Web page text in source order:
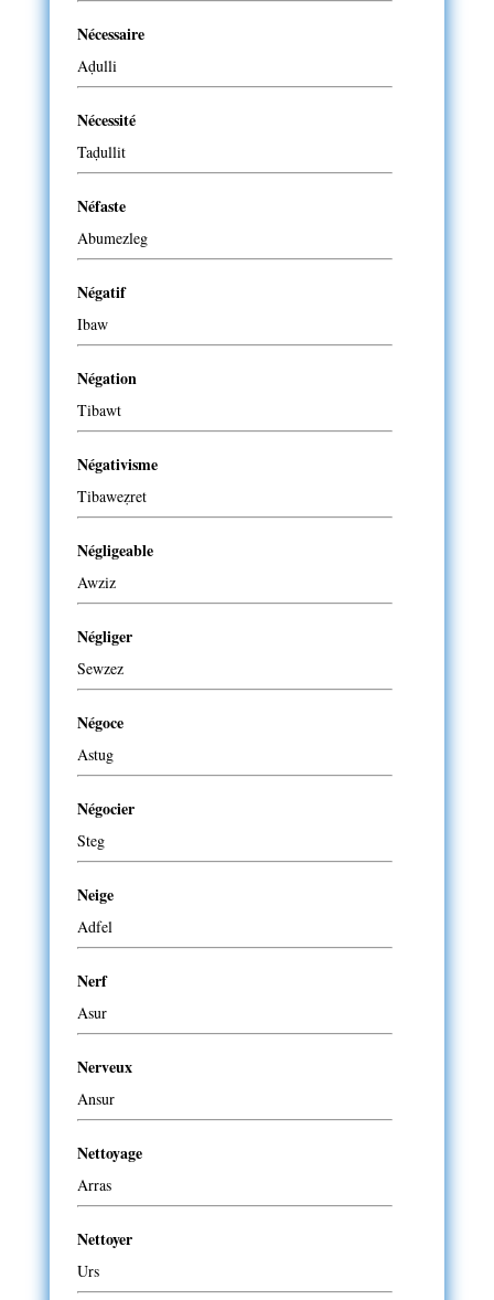
Nécessaire
Aḍulli
Nécessité
Taḍullit
Néfaste
Abumezleg
Négatif
Ibaw
Négation
Tibawt
Négativisme
Tibaweẓret
Négligeable
Awziz
Négliger
Sewzez
Négoce
Astug
Négocier
Steg
Neige
Adfel
Nerf
Asur
Nerveux
Ansur
Nettoyage
Arras
Nettoyer
Urs